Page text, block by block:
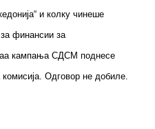
и колку чинеше
финансии за
кампања СДСМ поднесе
комисија. Одговор не добиле.